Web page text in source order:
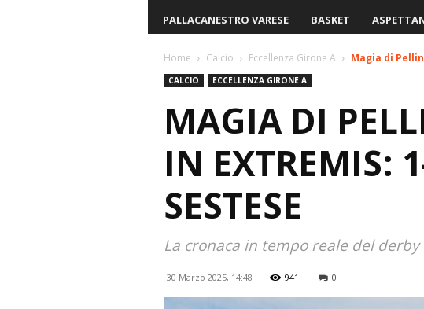
PALLACANESTRO VARESE
BASKET
Home Calcio Eccellenza Girone A Magia di
CALCIO ECCELLENZA GIRONE A
MAGIA DI
IN EXTREMIS:
SESTESE
La cronaca in tempo reale del
30 Marzo 2025, 14:48 941 0